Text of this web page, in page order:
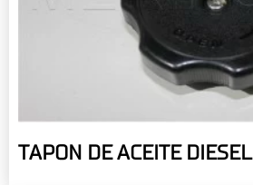
TAPON DE ACEITE DIESEL